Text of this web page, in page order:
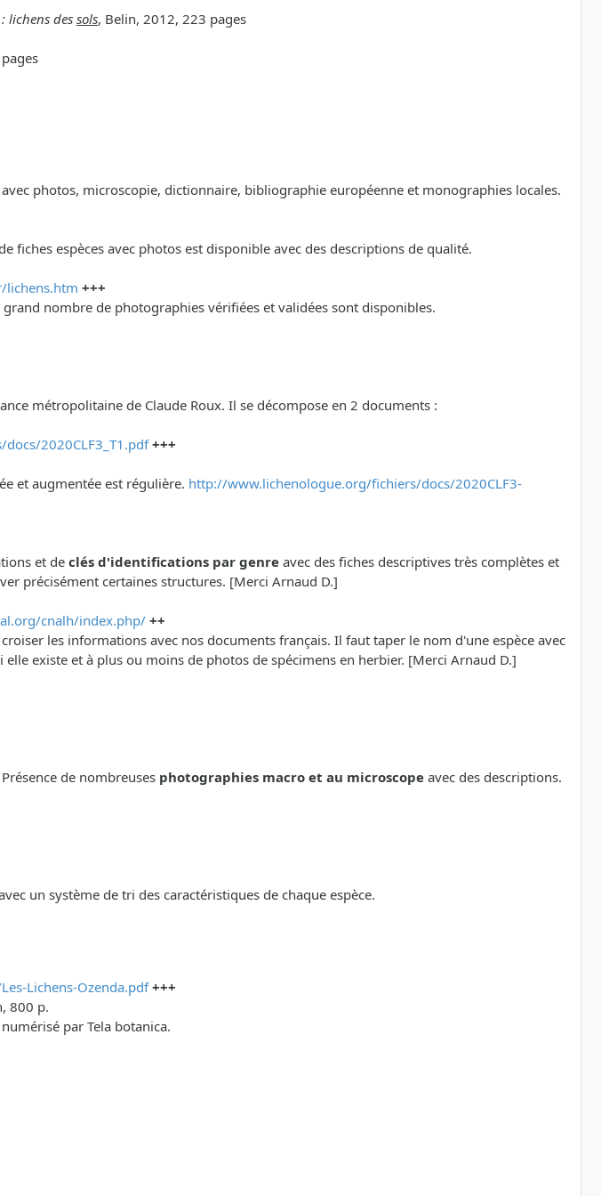
lichens des sols, Belin, 2012, 223 pages
photos, microscopie, dictionnaire, bibliographie européenne et monographies locales.
espèces avec photos est disponible avec des descriptions de qualité.
lichens.htm +++
nombre de photographies vérifiées et validées sont disponibles.
métropolitaine de Claude Roux. Il se décompose en 2 documents :
2020CLF3_T1.pdf+++
et augmentée est régulière. http://www.lichenologue.org/fichiers/docs/2020CLF3-
et de clés d'identifications par genre avec des fiches descriptives très complètes et
précisément certaines structures. [Merci Arnaud D.]
cnalh/index.php/++
les informations avec nos documents français. Il faut taper le nom d'une espèce avec
existe et à plus ou moins de photos de spécimens en herbier. [Merci Arnaud D.]
de nombreuses photographies macro et au microscope avec des descriptions.
un système de tri des caractéristiques de chaque espèce.
Lichens-Ozenda.pdf+++
800 p.
par Tela botanica.